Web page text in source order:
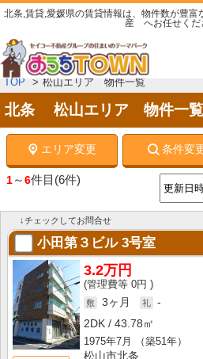
北条,賃貸,愛媛県の賃貸情報は、物件数が豊
産 へお任せくだ
TOP 松山エリア 物件一覧
北条 松山エリア 物件一覧
エリア変更 条件変
1～6件目 (6件)
↓チェックしてお問合せ
小田第３ビル3号室
3.2万円
0円
3ヶ月
-
2DK
43.78㎡
1975年7月
（築51年）
松山市北条